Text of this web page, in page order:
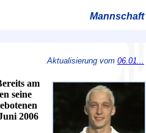
Mannschaft
Aktualisierung vom 06.01...
am
seine
2006